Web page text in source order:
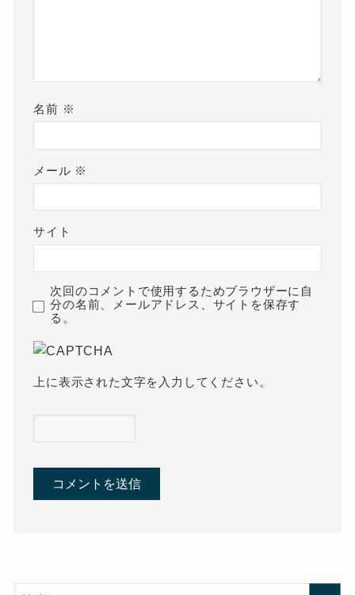
名前 ※
メール ※
サイト
次回のコメントで使用するためブラウザーに自
分の名前、メールアドレス、サイトを保存す
る。
上に表示された文字を入力してください。